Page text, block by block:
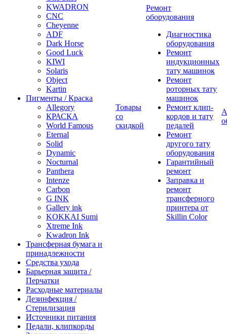
KWADRON
CNC
Cheyenne
ADF
Dark Horse
Good Luck
KIWI
Solaris
Object
Kartin
Пигменты / Краска
Allegory
КРАСКА
World Famous
Eternal
Solid
Dynamic
Nocturnal
Panthera
Intenze
Carbon
G INK
Gallery ink
KOKKAI Sumi
Xtreme Ink
Kwadron Ink
Трансферная бумага и
принадлежности
Средства ухода
Барьерная защита /
Перчатки
Расходные материалы
Дезинфекция /
Стерилизация
Источники питания
Педали, клипкорды
Товары
со
скидкой
Ремонт
оборудования
Диагностика
оборудования
Ремонт
индукционных
тату машинок
Ремонт
роторных тату
машинок
Ремонт клип-
кордов и тату
педалей
Ремонт
другого тату
оборудования
Гарантийный
ремонт
Заправка и
ремонт
трансферного
принтера от
Skillin Color